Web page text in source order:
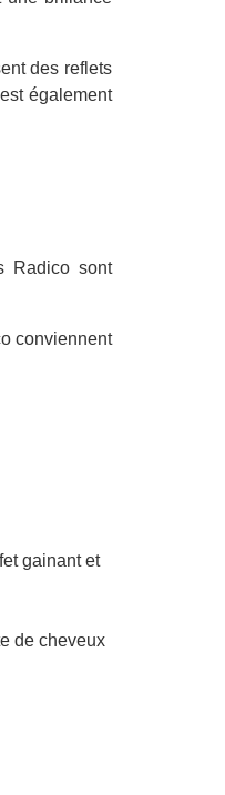
des reflets
également
Radico sont
conviennent
gainant et
de cheveux